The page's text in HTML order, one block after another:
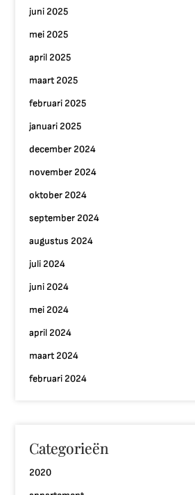
juni 2025
mei 2025
april 2025
maart 2025
februari 2025
januari 2025
december 2024
november 2024
oktober 2024
september 2024
augustus 2024
juli 2024
juni 2024
mei 2024
april 2024
maart 2024
februari 2024
Categorieën
2020